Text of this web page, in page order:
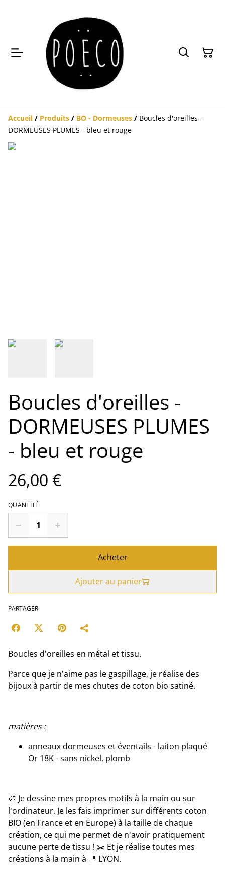
Accueil / Produits / BO - Dormeuses / Boucles d'oreilles -
DORMEUSES PLUMES - bleu et rouge
Boucles d'oreilles -
DORMEUSES PLUMES
- bleu et rouge
26,00 €
QUANTITÉ
Acheter
Ajouter au panier
PARTAGER
Boucles d'oreilles en métal et tissu.
Parce que je n'aime pas le gaspillage, je réalise des
bijoux à partir de mes chutes de coton bio satiné.
matières :
anneaux dormeuses et éventails - laiton plaqué
Or 18K - sans nickel, plomb
🎨 Je dessine mes propres motifs à la main ou sur
l'ordinateur. Je les fais imprimer sur différents coton
BIO (en France et en Europe) à la taille de chaque
création, ce qui me permet de n'avoir pratiquement
aucune perte de tissu ! ✂️ Et je réalise toutes mes
créations à la main à 📍 LYON.